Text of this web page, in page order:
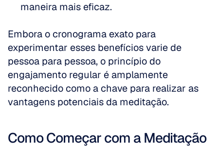
maneira mais eficaz.
Embora o cronograma exato para
experimentar esses benefícios varie de
pessoa para pessoa, o princípio do
engajamento regular é amplamente
reconhecido como a chave para realizar as
vantagens potenciais da meditação.
Como Começar com a Meditação